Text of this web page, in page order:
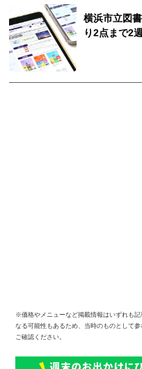
横浜市立図
り2点まで2
※価格やメニューなど掲載情報はいずれも
なる可能性もあるため、当時のものとして
ご確認ください。